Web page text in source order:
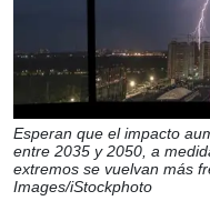
Esperan que el impacto
entre 2035 y 2050, a
extremos se vuelvan más
Images/iStockphoto